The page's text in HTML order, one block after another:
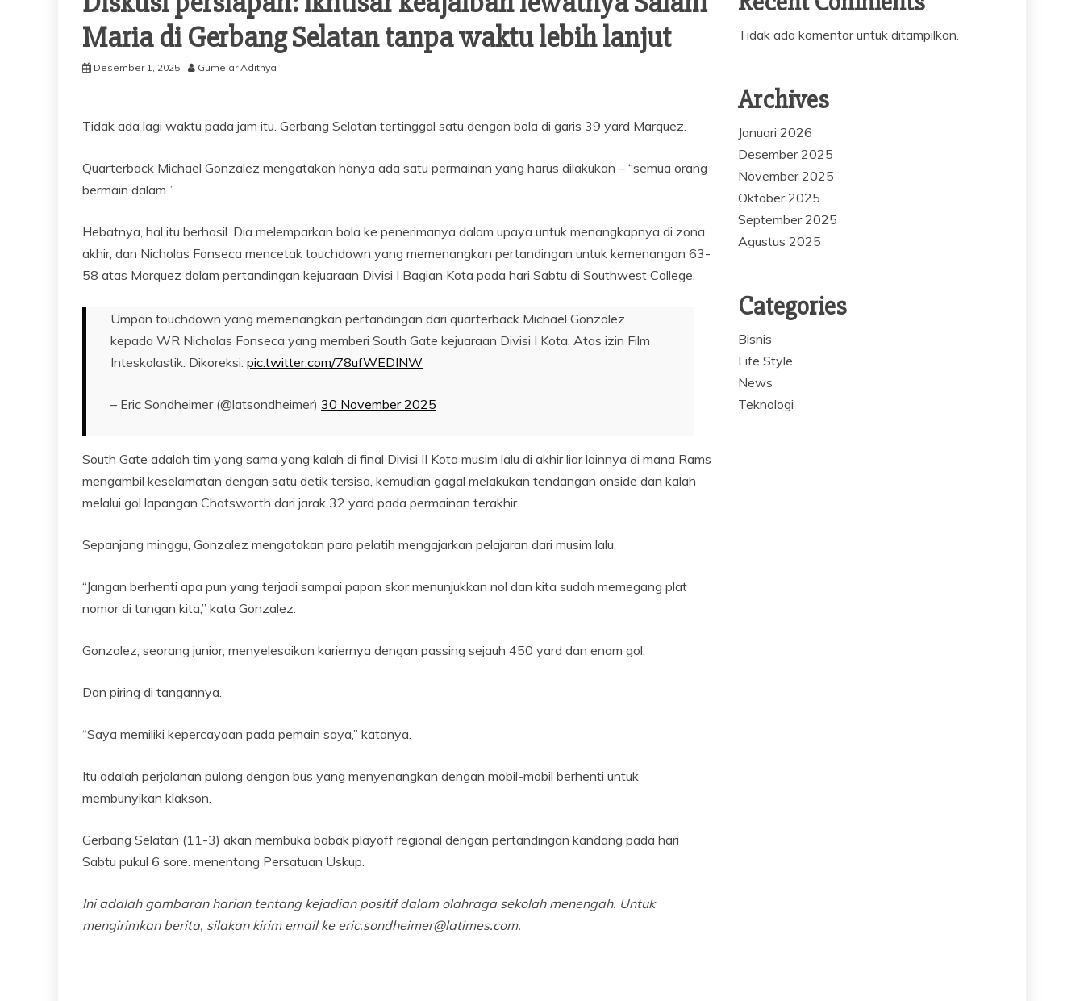
Maria di Gerbang Selatan tanpa waktu lebih lanjut
Desember 1, 2025 Gumelar Adithya
Tidak ada lagi waktu pada jam itu. Gerbang Selatan tertinggal satu dengan bola di garis 39 yard Marquez.
Quarterback Michael Gonzalez mengatakan hanya ada satu permainan yang harus dilakukan – “semua orang
bermain dalam.”
Hebatnya, hal itu berhasil. Dia melemparkan bola ke penerimanya dalam upaya untuk menangkapnya di zona
akhir, dan Nicholas Fonseca mencetak touchdown yang memenangkan pertandingan untuk kemenangan 63-
58 atas Marquez dalam pertandingan kejuaraan Divisi I Bagian Kota pada hari Sabtu di Southwest College.
Umpan touchdown yang memenangkan pertandingan dari quarterback Michael Gonzalez
kepada WR Nicholas Fonseca yang memberi South Gate kejuaraan Divisi I Kota. Atas izin Film
Inteskolastik. Dikoreksi. pic.twitter.com/78ufWEDINW
– Eric Sondheimer (@latsondheimer) 30 November 2025
South Gate adalah tim yang sama yang kalah di final Divisi II Kota musim lalu di akhir liar lainnya di mana Rams
mengambil keselamatan dengan satu detik tersisa, kemudian gagal melakukan tendangan onside dan kalah
melalui gol lapangan Chatsworth dari jarak 32 yard pada permainan terakhir.
Sepanjang minggu, Gonzalez mengatakan para pelatih mengajarkan pelajaran dari musim lalu.
“Jangan berhenti apa pun yang terjadi sampai papan skor menunjukkan nol dan kita sudah memegang plat
nomor di tangan kita,” kata Gonzalez.
Gonzalez, seorang junior, menyelesaikan kariernya dengan passing sejauh 450 yard dan enam gol.
Dan piring di tangannya.
“Saya memiliki kepercayaan pada pemain saya,” katanya.
Itu adalah perjalanan pulang dengan bus yang menyenangkan dengan mobil-mobil berhenti untuk
membunyikan klakson.
Gerbang Selatan (11-3) akan membuka babak playoff regional dengan pertandingan kandang pada hari
Sabtu pukul 6 sore. menentang Persatuan Uskup.
Ini adalah gambaran harian tentang kejadian positif dalam olahraga sekolah menengah. Untuk
mengirimkan berita, silakan kirim email ke eric.sondheimer@latimes.com.
Tidak ada komentar untuk ditampilkan.
Archives
Januari 2026
Desember 2025
November 2025
Oktober 2025
September 2025
Agustus 2025
Categories
Bisnis
Life Style
News
Teknologi